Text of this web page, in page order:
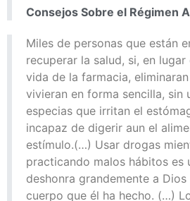
Consejos Sobre el Régimen
Miles de personas que están
recuperar la salud, si, en
vida de la farmacia,
vivieran en forma sencilla, sin
especias que irritan el
incapaz de digerir aun el
estímulo.(…) Usar drogas
practicando malos hábitos es
deshonra grandemente a
cuerpo que él ha hecho. (…)